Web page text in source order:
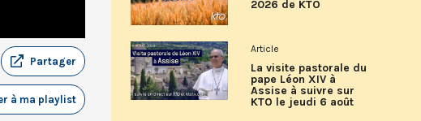
Partager
à ma playlist
2026 de KTO
Article
La visite pastorale du
pape Léon XIV à
Assise à suivre sur
KTO le jeudi 6 août